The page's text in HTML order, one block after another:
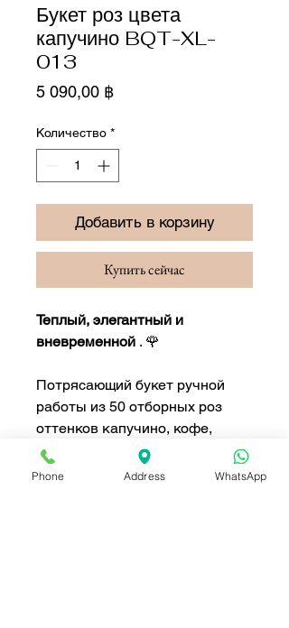
Букет роз цвета
капучино BQT-XL-
013
5 090,00 ฿Цена
Количество *
Добавить в корзину
Купить сейчас
Теплый, элегантный и
вневременной . 🌹
Потрясающий букет ручной
работы из 50 отборных роз
оттенков капучино, кофе,
телесного и кремового.
Обернут мягкой тканевой
Phone Address WhatsApp